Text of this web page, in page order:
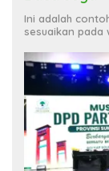
Ini adalah
sesuaikan pada